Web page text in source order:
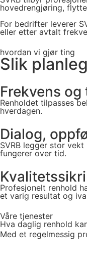
hovedrengjøring,
For bedrifter leverer
eller etter avtalt
hvordan vi gjør ting
Slik
Frekvens
Renholdet tilpasses
hverdagen.
Dialog,
SVRB legger stor
fungerer over tid.
Profesjonelt renhold
et varig resultat og
Våre tjenester
Hva daglig renhold
Med et regelmessig